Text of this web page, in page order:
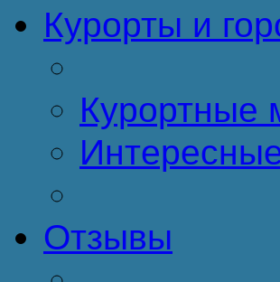
Курорты и
Курортные
Отзывы